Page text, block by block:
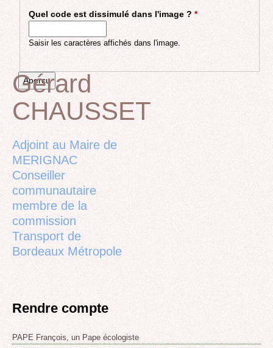
Quel code est dissimulé dans l'image ? *
Saisir les caractères affichés dans l'image.
Back
to
Gérard
CHAUSSET
Adjoint au Maire de
MERIGNAC
Conseiller
communautaire
membre de la
commission
Transport de
Bordeaux Métropole
Rendre compte
PAPE François, un Pape écologiste